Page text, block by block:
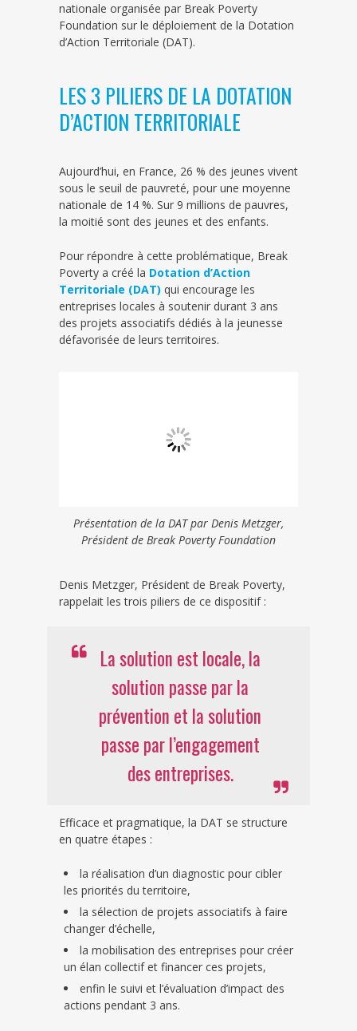
nationale organisée par Break Poverty
Foundation sur le déploiement de la Dotation
d’Action Territoriale (DAT).
LES 3 PILIERS DE LA DOTATION
D’ACTION TERRITORIALE
Aujourd’hui, en France, 26 % des jeunes vivent
sous le seuil de pauvreté, pour une moyenne
nationale de 14 %. Sur 9 millions de pauvres,
la moitié sont des jeunes et des enfants.
Pour répondre à cette problématique, Break
Poverty a créé la Dotation d’Action
Territoriale (DAT) qui encourage les
entreprises locales à soutenir durant 3 ans
des projets associatifs dédiés à la jeunesse
défavorisée de leurs territoires.
Présentation de la DAT par Denis Metzger,
Président de Break Poverty Foundation
Denis Metzger, Président de Break Poverty,
rappelait les trois piliers de ce dispositif :
La solution est locale, la
solution passe par la
prévention et la solution
passe par l’engagement
des entreprises.
Efficace et pragmatique, la DAT se structure
en quatre étapes :
la réalisation d’un diagnostic pour cibler
les priorités du territoire,
la sélection de projets associatifs à faire
changer d’échelle,
la mobilisation des entreprises pour créer
un élan collectif et financer ces projets,
enfin le suivi et l’évaluation d’impact des
actions pendant 3 ans.